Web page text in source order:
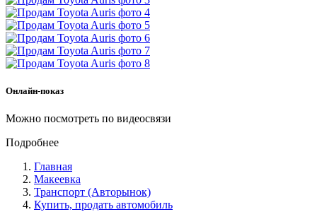
Онлайн-показ
Можно посмотреть по видеосвязи
Подробнее
Главная
Макеевка
Транспорт (Авторынок)
Купить, продать автомобиль